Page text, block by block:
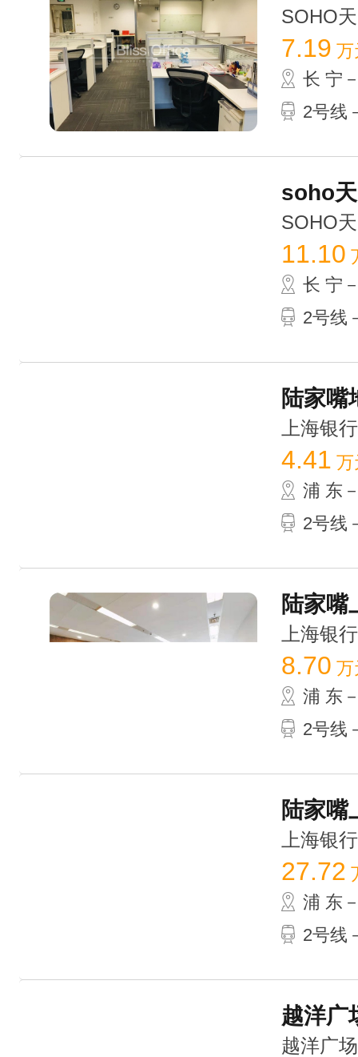
SOHO
7.19 万
长 宁
2号线
soho
SOHO
11.10
长 宁
2号线
陆家嘴
上海银
4.41 万
浦 东
2号线
陆家嘴
上海银
8.70 万
浦 东
2号线
陆家嘴
上海银
27.72
浦 东
2号线
越洋广
越洋广